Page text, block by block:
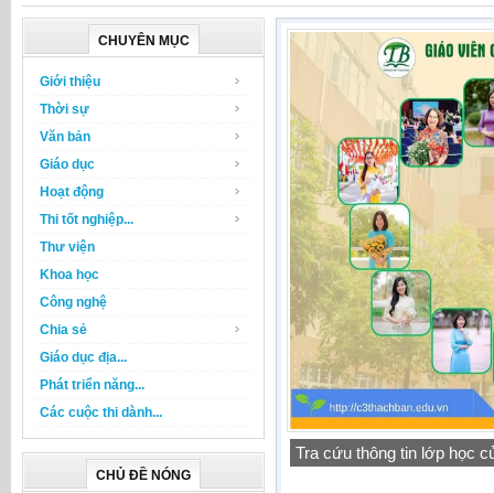
CHUYÊN MỤC
Giới thiệu
Thời sự
Văn bản
Giáo dục
Hoạt động
Thi tốt nghiệp...
Thư viện
Khoa học
Công nghệ
Chia sẻ
Giáo dục địa...
Phát triển năng...
Các cuộc thi dành...
CHỦ ĐỀ NÓNG
Thông báo lịch tập trung